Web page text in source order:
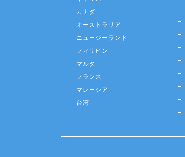
カナダ
オーストラリア
ニュージーランド
フィリピン
マルタ
フランス
マレーシア
台湾